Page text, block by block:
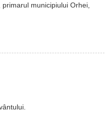
municipiului Orhei,